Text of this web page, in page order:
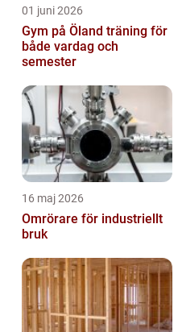
01 juni 2026
Gym på Öland träning för
både vardag och
semester
16 maj 2026
Omrörare för industriellt
bruk